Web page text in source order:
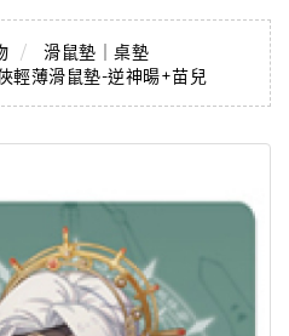
滑鼠墊｜桌墊
輕薄滑鼠墊-逆神暘+苗兒